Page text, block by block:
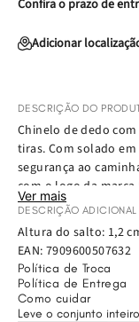
Confira o prazo de
Adicionar
DESCRIÇÃO DO
Chinelo de dedo
tiras. Com solado
segurança ao
com o logo da
Confortável e
do verão: vai bem
os amigos e todos os
Ver mais
DESCRIÇÃO ADICIONAL
Altura do salto: 1,2
EAN: 7909600507632
Política de Troca
Política de Entrega
Como cuidar
Leve o conjunto inteiro